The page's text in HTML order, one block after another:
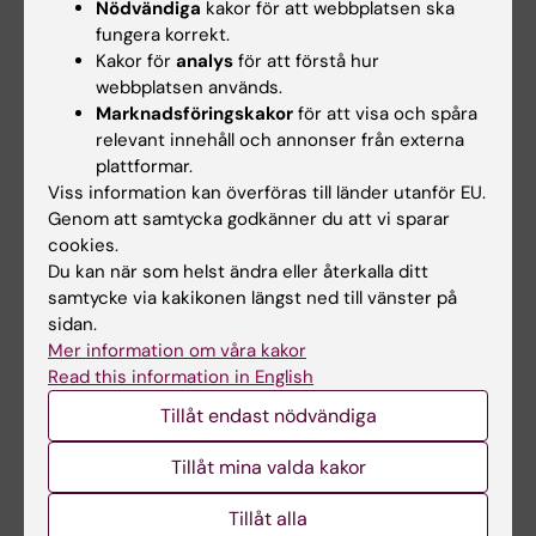
The electrical determinants of increased wall
thickness and mass in left ventricular
hypertrophy
Maanja M; Schlegel TT; Kozor R; Lundin M;
Wieslander B; Wong TC; Schelbert EB; Ugander
Alla författare
ARTICLE:CLINICAL PHYSIOLOGY AND
FUNCTIONAL IMAGING.2019;39(6):384-392
Detection of myocarditis using
T 1and ECV
mapping is not improved by early compared
to late post-contrast imaging
Lundin M; Sorensson P; Vishnevskaya L; Maret
E; Kellman P; Sigfridsson A; Ugander M
ARTICLE:SCANDINAVIAN CARDIOVASCULAR
2018;52(3):127-132
Synthetic late gadolinium enhancement
cardiac magnetic resonance for diagnosing
Nödvändiga kakor för att webbplatsen ska
fungera korrekt.
Kakor för analys för att förstå hur
webbplatsen används.
Marknadsföringskakor för att visa och spåra
relevant innehåll och annonser från externa
plattformar.
Viss information kan överföras till länder utanför EU.
Genom att samtycka godkänner du att vi sparar
cookies.
Du kan när som helst ändra eller återkalla ditt
samtycke via kakikonen längst ned till vänster på
sidan.
Mer information om våra kakor
Read this information in English
Tillåt endast nödvändiga
Tillåt mina valda kakor
Tillåt alla